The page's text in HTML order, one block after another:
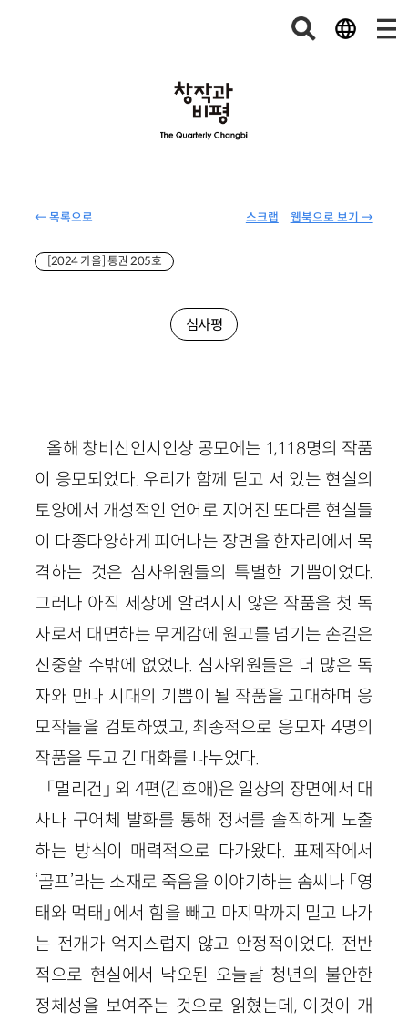
← 목록으로 웹북으로 보기 →
스크랩
[2024 가을] 통권 205호
심사평
올해 창비신인시인상 공모에는 1,118명의 작품
이 응모되었다. 우리가 함께 딛고 서 있는 현실의
토양에서 개성적인 언어로 지어진 또다른 현실들
이 다종다양하게 피어나는 장면을 한자리에서 목
격하는 것은 심사위원들의 특별한 기쁨이었다.
그러나 아직 세상에 알려지지 않은 작품을 첫 독
자로서 대면하는 무게감에 원고를 넘기는 손길은
신중할 수밖에 없었다. 심사위원들은 더 많은 독
자와 만나 시대의 기쁨이 될 작품을 고대하며 응
모작들을 검토하였고, 최종적으로 응모자 4명의
작품을 두고 긴 대화를 나누었다.
「멀리건」 외 4편(김호애)은 일상의 장면에서 대
사나 구어체 발화를 통해 정서를 솔직하게 노출
하는 방식이 매력적으로 다가왔다. 표제작에서
‘골프’라는 소재로 죽음을 이야기하는 솜씨나 「영
태와 먹태」에서 힘을 빼고 마지막까지 밀고 나가
는 전개가 억지스럽지 않고 안정적이었다. 전반
적으로 현실에서 낙오된 오늘날 청년의 불안한
정체성을 보여주는 것으로 읽혔는데, 이것이 개